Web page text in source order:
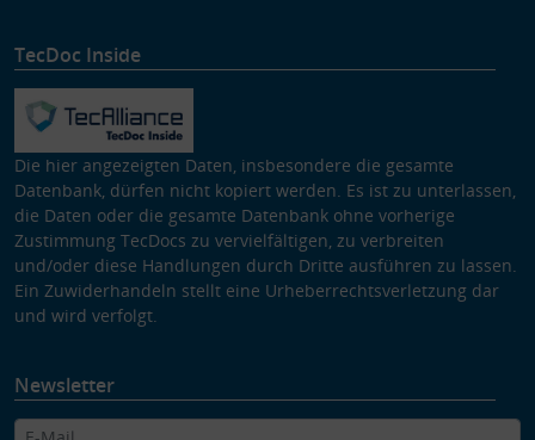
TecDoc Inside
Die hier angezeigten Daten, insbesondere die gesamte
Datenbank, dürfen nicht kopiert werden. Es ist zu unterlassen,
die Daten oder die gesamte Datenbank ohne vorherige
Zustimmung TecDocs zu vervielfältigen, zu verbreiten
und/oder diese Handlungen durch Dritte ausführen zu lassen.
Ein Zuwiderhandeln stellt eine Urheberrechtsverletzung dar
und wird verfolgt.
Newsletter